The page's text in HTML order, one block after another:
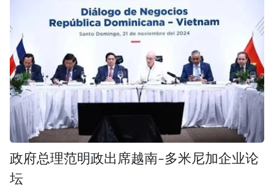
政府总理范明政出席越南-多米尼加企业论
坛